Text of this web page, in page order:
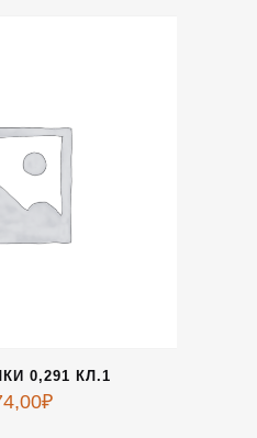
0,291 КЛ.1
₽